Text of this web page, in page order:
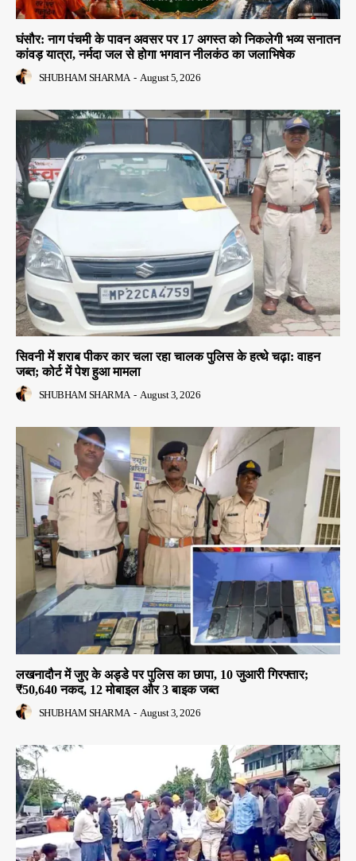
घंसौर: नाग पंचमी के पावन अवसर पर 17 अगस्त को निकलेगी भव्य सनातन
कांवड़ यात्रा, नर्मदा जल से होगा भगवान नीलकंठ का जलाभिषेक
SHUBHAM SHARMA - August 5, 2026
सिवनी में शराब पीकर कार चला रहा चालक पुलिस के हत्थे चढ़ा: वाहन
जब्त; कोर्ट में पेश हुआ मामला
SHUBHAM SHARMA - August 3, 2026
लखनादौन में जुए के अड्डे पर पुलिस का छापा, 10 जुआरी गिरफ्तार;
₹50,640 नकद, 12 मोबाइल और 3 बाइक जब्त
SHUBHAM SHARMA - August 3, 2026